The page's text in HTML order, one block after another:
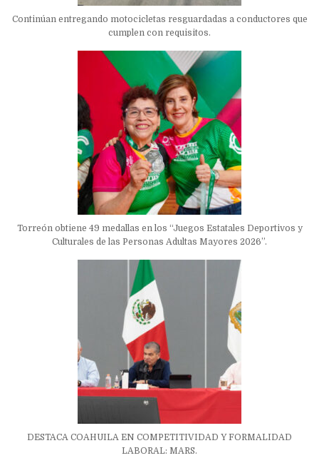
Continúan entregando motocicletas resguardadas a conductores que
cumplen con requisitos.
Torreón obtiene 49 medallas en los “Juegos Estatales Deportivos y
Culturales de las Personas Adultas Mayores 2026”.
DESTACA COAHUILA EN COMPETITIVIDAD Y FORMALIDAD
LABORAL: MARS.